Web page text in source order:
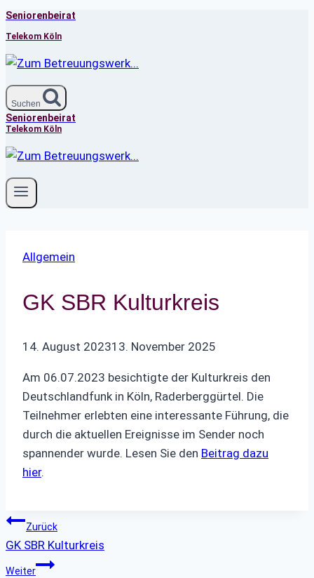
Zum
Inhalt
springen
Seniorenbeirat
Telekom Köln
Suchen
Seniorenbeirat
Telekom Köln
Allgemein
GK SBR Kulturkreis
14. August 202313. November 2025
Am 06.07.2023 besichtigte der Kulturkreis den
Deutschlandfunk in Köln, Raderberggürtel. Die
Teilnehmer erlebten eine interessante Führung, die
durch die aktuellen Ereignisse im Sender noch
spannender wurde. Lesen Sie den Beitrag dazu
hier.
Beitragsnavigation
Zurück
GK SBR Kulturkreis
Weiter